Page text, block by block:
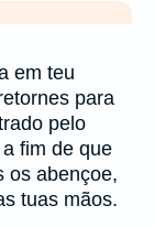
em teu
para
pelo
fim de que
os abençoe,
tuas mãos.